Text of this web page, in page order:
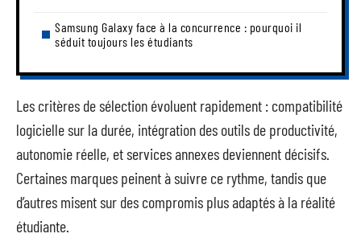
Samsung Galaxy face à la concurrence : pourquoi il
séduit toujours les étudiants
Les critères de sélection évoluent rapidement : compatibilité
logicielle sur la durée, intégration des outils de productivité,
autonomie réelle, et services annexes deviennent décisifs.
Certaines marques peinent à suivre ce rythme, tandis que
d’autres misent sur des compromis plus adaptés à la réalité
étudiante.